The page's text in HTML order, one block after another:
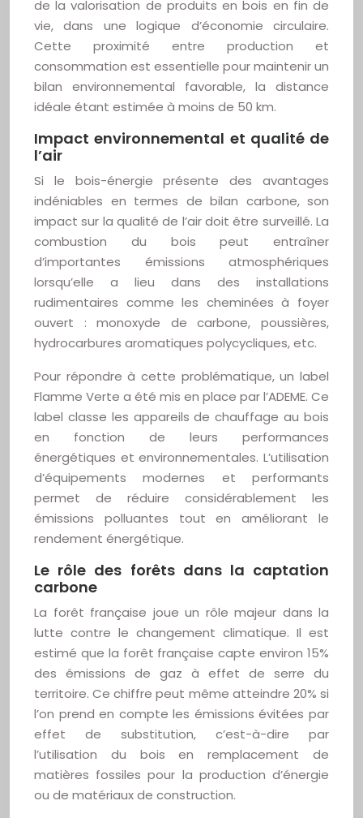
de la valorisation de produits en bois en fin de
vie, dans une logique d’économie circulaire.
Cette proximité entre production et
consommation est essentielle pour maintenir un
bilan environnemental favorable, la distance
idéale étant estimée à moins de 50 km.
Impact environnemental et qualité de
l’air
Si le bois-énergie présente des avantages
indéniables en termes de bilan carbone, son
impact sur la qualité de l’air doit être surveillé. La
combustion du bois peut entraîner
d’importantes émissions atmosphériques
lorsqu’elle a lieu dans des installations
rudimentaires comme les cheminées à foyer
ouvert : monoxyde de carbone, poussières,
hydrocarbures aromatiques polycycliques, etc.
Pour répondre à cette problématique, un label
Flamme Verte a été mis en place par l’ADEME. Ce
label classe les appareils de chauffage au bois
en fonction de leurs performances
énergétiques et environnementales. L’utilisation
d’équipements modernes et performants
permet de réduire considérablement les
émissions polluantes tout en améliorant le
rendement énergétique.
Le rôle des forêts dans la captation
carbone
La forêt française joue un rôle majeur dans la
lutte contre le changement climatique. Il est
estimé que la forêt française capte environ 15%
des émissions de gaz à effet de serre du
territoire. Ce chiffre peut même atteindre 20% si
l’on prend en compte les émissions évitées par
effet de substitution, c’est-à-dire par
l’utilisation du bois en remplacement de
matières fossiles pour la production d’énergie
ou de matériaux de construction.